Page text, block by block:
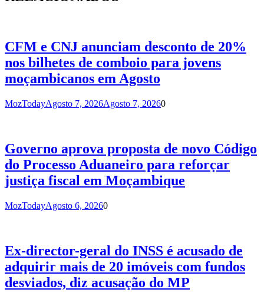
CFM e CNJ anunciam desconto de 20%
nos bilhetes de comboio para jovens
moçambicanos em Agosto
MozTodayAgosto 7, 2026Agosto 7, 20260
Governo aprova proposta de novo Código
do Processo Aduaneiro para reforçar
justiça fiscal em Moçambique
MozTodayAgosto 6, 20260
Ex-director-geral do INSS é acusado de
adquirir mais de 20 imóveis com fundos
desviados, diz acusação do MP